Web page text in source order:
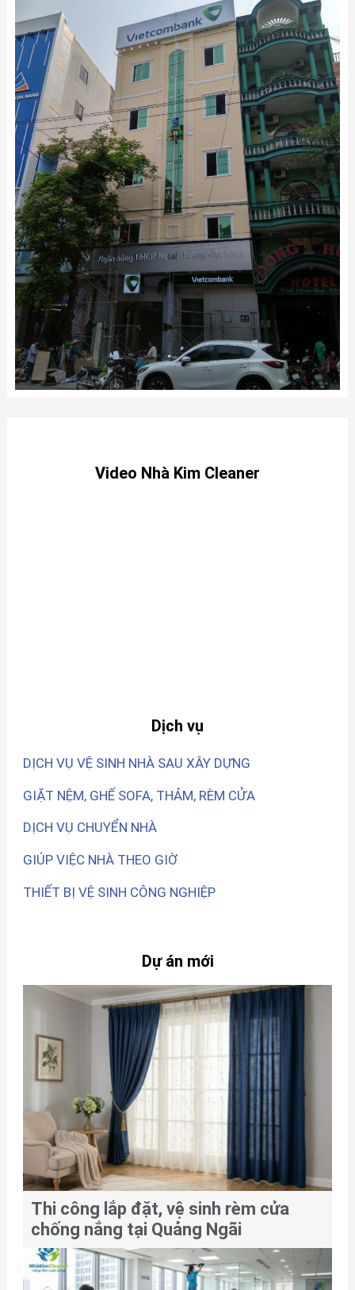
Video Nhà Kim Cleaner
Dịch vụ
DỊCH VỤ VỆ SINH NHÀ SAU XÂY DỰNG
GIẶT NỆM, GHẾ SOFA, THẢM, RÈM CỬA
DỊCH VỤ CHUYỂN NHÀ
GIÚP VIỆC NHÀ THEO GIỜ
THIẾT BỊ VỆ SINH CÔNG NGHIỆP
Dự án mới
Thi công lắp đặt, vệ sinh rèm cửa
chống nắng tại Quảng Ngãi